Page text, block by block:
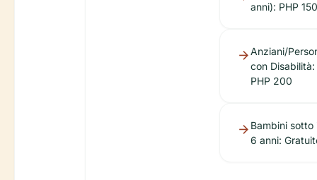
anni): PHP 150
Anziani/
con Disabilità:
PHP 200
Bambini sotto
6 anni: